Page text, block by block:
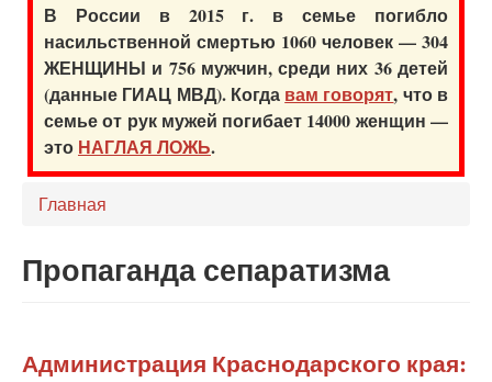
В России в 2015 г. в семье погибло
насильственной смертью 1060 человек — 304
ЖЕНЩИНЫ и 756 мужчин, среди них 36 детей
(данные ГИАЦ МВД). Когда вам говорят, что в
семье от рук мужей погибает 14000 женщин —
это НАГЛАЯ ЛОЖЬ.
Главная
Пропаганда сепаратизма
Администрация Краснодарского края: